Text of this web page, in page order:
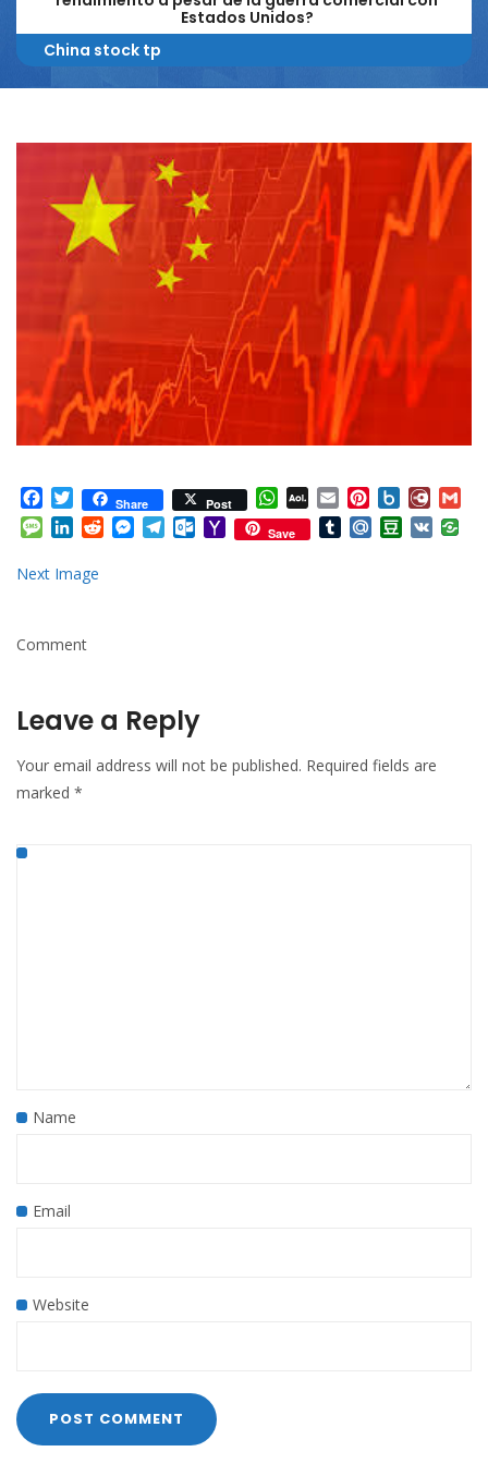
Estados Unidos?
China stock tp
Facebook
TwitterShare Post WhatsApp
AOL
Mail
Email Pinterest
Box.net
Message
LinkedIn
RedditMessenger
Telegram
Outlook.com
Yahoo
Mail
Save TumblrMail.RuDouban
VK
Next Image
Comment
Leave a Reply
Your email address will not be published. Required fields are
marked *
Name
Email
Website